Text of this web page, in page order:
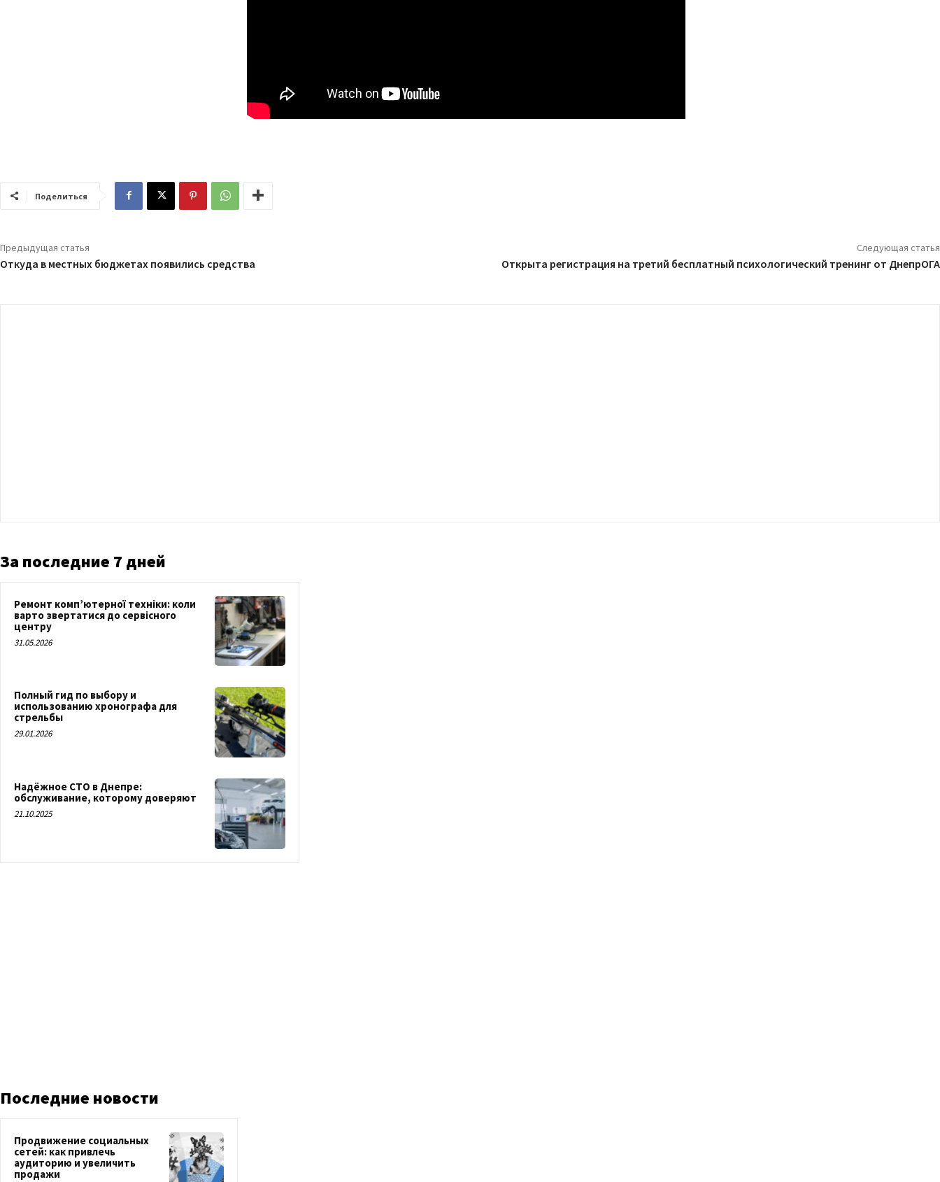
Поделиться
Предыдущая статья
Откуда в местных бюджетах появились средства
Следующая статья
Открыта регистрация на третий бесплатный психологический тренинг от ДнепрОГА
За последние 7 дней
Ремонт комп’ютерної техніки: коли
варто звертатися до сервісного
центру
31.05.2026
Полный гид по выбору и
использованию хронографа для
стрельбы
29.01.2026
Надёжное СТО в Днепре:
обслуживание, которому доверяют
21.10.2025
Последние новости
Продвижение социальных
сетей: как привлечь
аудиторию и увеличить
продажи